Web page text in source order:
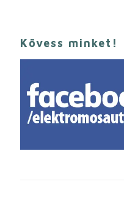
Kövess minket!